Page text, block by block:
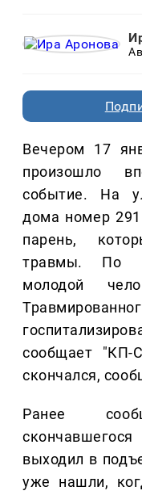
Вечером 17
произошло
событие. На
дома номер
парень,
травмы. По
молодой
сообщает "КП-
скончался,
Ранее
выходил в
уже нашли,